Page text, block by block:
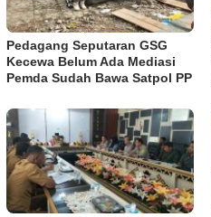
Pedagang Seputaran GSG
Kecewa Belum Ada Mediasi
Pemda Sudah Bawa Satpol PP